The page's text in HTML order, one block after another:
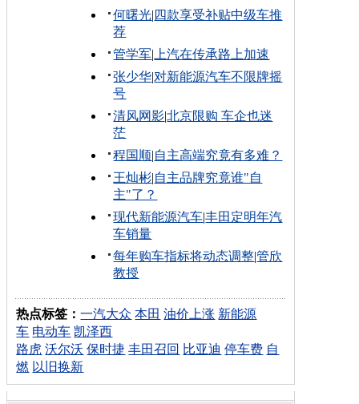
何曙光| 四款享受补贴中级车推
荐
管学军| 上汽在传承路上加速
张少华|对新能源汽车不限牌摇
号
清风网影|北京限购 车企也迷
茫
程国顺|自主高端究竟有多难？
王灿彬|自主品牌究竟谁"自
主"了？
现代新能源汽车|丰田定明年汽
车销量
每年购车指标将动态调整|管欣
教授
热点标签：一汽大众 本田 油价上涨 新能源
车 电动车 凯泽西
路虎 沃尔沃 保时捷 丰田召回 比亚迪 停车费 自
燃 以旧换新